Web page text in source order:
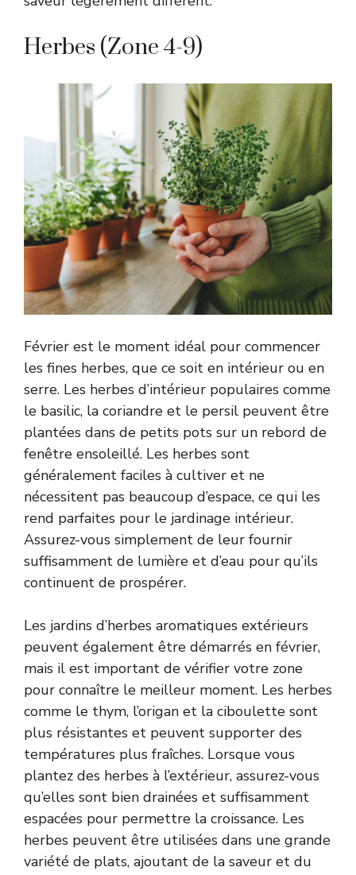
Herbes (Zone 4-9)
Février est le moment idéal pour commencer
les fines herbes, que ce soit en intérieur ou en
serre. Les herbes d’intérieur populaires comme
le basilic, la coriandre et le persil peuvent être
plantées dans de petits pots sur un rebord de
fenêtre ensoleillé. Les herbes sont
généralement faciles à cultiver et ne
nécessitent pas beaucoup d’espace, ce qui les
rend parfaites pour le jardinage intérieur.
Assurez-vous simplement de leur fournir
suffisamment de lumière et d’eau pour qu’ils
continuent de prospérer.
Les jardins d’herbes aromatiques extérieurs
peuvent également être démarrés en février,
mais il est important de vérifier votre zone
pour connaître le meilleur moment. Les herbes
comme le thym, l’origan et la ciboulette sont
plus résistantes et peuvent supporter des
températures plus fraîches. Lorsque vous
plantez des herbes à l’extérieur, assurez-vous
qu’elles sont bien drainées et suffisamment
espacées pour permettre la croissance. Les
herbes peuvent être utilisées dans une grande
variété de plats, ajoutant de la saveur et du